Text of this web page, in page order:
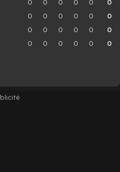
0 0 0 0 0 0
0 0 0 0 0 0
0 0 0 0 0 0
0 0 0 0 0 0